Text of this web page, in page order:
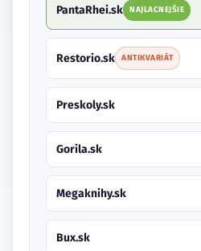
PantaRhei.sk NAJLACNEJŠIE
Restorio.sk ANTIKVARIÁT
Preskoly.sk
Gorila.sk
Megaknihy.sk
Bux.sk